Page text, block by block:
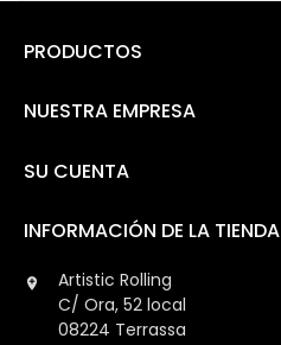
PRODUCTOS
NUESTRA EMPRESA
SU CUENTA
INFORMACIÓN DE LA TIENDA

Artistic Rolling
C/ Ora, 52 local
08224 Terrassa